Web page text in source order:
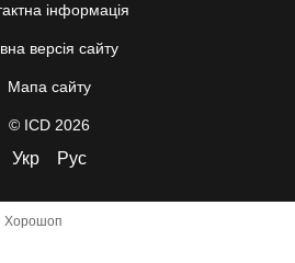
інформація
версія сайту
Мапа сайту
© ICD 2026
Укр Рус
Хорошоп